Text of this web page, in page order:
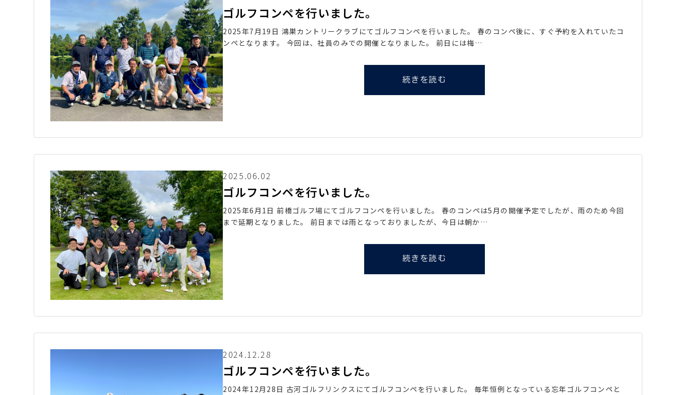
ゴルフコンペを行いました。
2025年7月19日 鴻巣カントリークラブにてゴルフコンペを行いました。 春のコンペ後に、すぐ予約を入れていたコ
ンペとなります。 今回は、社員のみでの開催となりました。 前日には梅…
続きを読む
2025.06.02
ゴルフコンペを行いました。
2025年6月1日 前橋ゴルフ場にてゴルフコンペを行いました。 春のコンペは5月の開催予定でしたが、雨のため今回
まで延期となりました。 前日までは雨となっておりましたが、今日は朝か…
続きを読む
2024.12.28
ゴルフコンペを行いました。
2024年12月28日 古河ゴルフリンクスにてゴルフコンペを行いました。 毎年恒例となっている忘年ゴルフコンペと